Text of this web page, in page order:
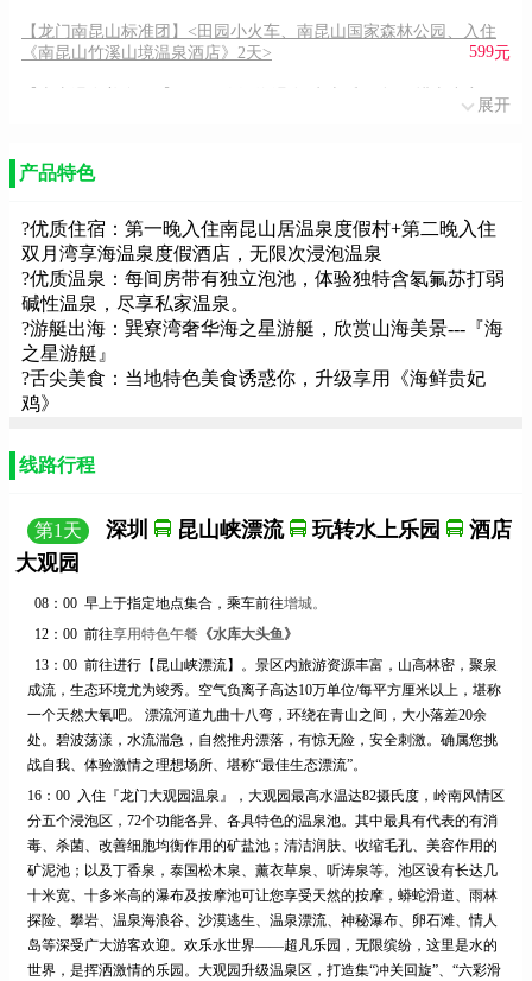
【龙门南昆山标准团】<田园小火车、南昆山国家森林公园、入住
《南昆山竹溪山境温泉酒店》2天>
599元
【惠东温泉美食2天】<无限次浸泡温泉/水上乐园/畅玩耕山小寨、
499元
【惠州博罗2天】<岭南第一山-5A级罗浮山、惠州西湖 航天农业科
技生态园>
【双月湾盐洲岛2天】<双月湾观景台/海龟湾自然保护区 盐洲岛出
海网鱼→盐洲岛黑排角>
499
【双月湾网红打卡2天】<惠东帆船出海 磨子石公园 海龟岛 礁石酒
吧>
【惠州大亚湾2天】<入住海景房酒店 盐洲岛黑排角外滩美摄/观海
养蚝排、出海网鱼>
【住温泉】龙门尚天然温泉小镇、 逛首届龙门庙会、民俗风情歌
【惠东双月湾】<入住双月湾海角六号酒店.品鹑鸟海鲜宴.沙滩BBQ
烧烤>纯玩2天团
【惠东盐洲岛】<海岛浮潜体验、盐洲岛捕鱼、飞艇上岛、游西湖2
天游>
【巽寮湾2天-A线】<惠东巽寮湾、磨子石公园、天后宫岭南民俗文
化街、海之星游艇、浸泡海洋文化温泉品>
0元
【住温泉】<惠州南昆山森林公园、白水寨大瀑布、豪品《岭南农
家十道菜+派潭烧鸡宴》2天游>
【3.8仅此一团】<那里花开主题公园、DIY窑鸡、嘉宝田养生温泉1
天>
0元
【双月湾漂流2天】<网红情人堤打卡、趣味沙滩赶海、小桂碧海湾
休闲漂流 沙滩BBQ烧烤>
0元
【赏花】<龙门花海小镇、花海小镇、鲁冰花童话园、农家乐野炊>
住五星级尚天然温假村
0元
展开
产品特色
?优质住宿：第一晚入住南昆山居温泉度假村+第二晚入住
双月湾享海温泉度假酒店，无限次浸泡温泉
?优质温泉：每间房带有独立泡池，体验独特含氡氟苏打弱
碱性温泉，尽享私家温泉。
?游艇出海：巽寮湾奢华海之星游艇，欣赏山海美景---『海
之星游艇』
?舌尖美食：当地特色美食诱惑你，升级享用《海鲜贵妃
鸡》
线路行程
第1 天 深圳 昆山峡漂流 玩转水上乐园
酒店
大观园
08：00 早上于指定地点集合，乘车前往增城。
12：00 前往享用特色午餐 《水库大头鱼》
13：00 前往进行【昆山峡漂流】。景区内旅游资源丰富，山高林密，聚泉
成流，生态环境尤为竣秀。空气负离子高达10万单位/每平方厘米以上，堪称
一个天然大氧吧。 漂流河道九曲十八弯，环绕在青山之间，大小落差20余
处。碧波荡漾，水流湍急，自然推舟漂落，有惊无险，安全刺激。确属您挑
战自我、体验激情之理想场所、堪称“最佳生态漂流”。
16 ： 00 入住『龙门大观园温泉』，大观园最高水温达82摄氏度，岭南风情区
分五个浸泡区，72个功能各异、各具特色的温泉池。其中最具有代表的有消
毒、杀菌、改善细胞均衡作用的矿盐池；清洁润肤、收缩毛孔、美容作用的
矿泥池；以及丁香泉，泰国松木泉、薰衣草泉、听涛泉等。池区设有长达几
十米宽、十多米高的瀑布及按摩池可让您享受天然的按摩，蟒蛇滑道、雨林
探险、攀岩、温泉海浪谷、沙漠逃生、温泉漂流、神秘瀑布、卵石滩、情人
岛等深受广大游客欢迎。欢乐水世界——超凡乐园，无限缤纷，这里是水的
世界，是挥洒激情的乐园。大观园升级温泉区，打造集“冲关回旋”、“六彩滑